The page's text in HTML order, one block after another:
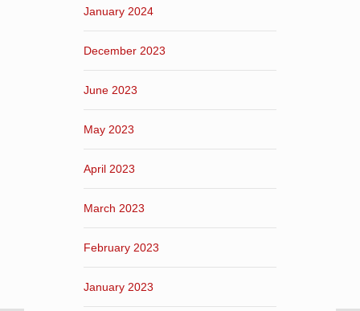
January 2024
December 2023
June 2023
May 2023
April 2023
March 2023
February 2023
January 2023